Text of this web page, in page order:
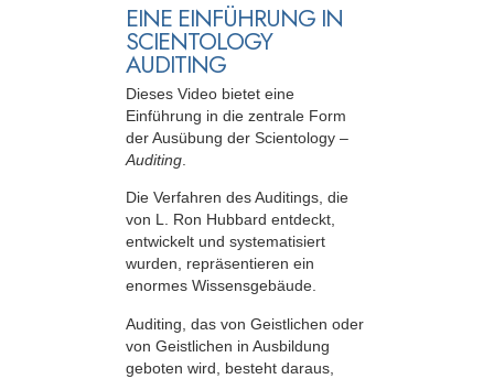
EINE EINFÜHRUNG IN
SCIENTOLOGY
AUDITING
Dieses Video bietet eine
Einführung in die zentrale Form
der Ausübung der Scientology –
Auditing
Die Verfahren des Auditings, die
von L. Ron Hubbard entdeckt,
entwickelt und systematisiert
wurden, repräsentieren ein
enormes Wissensgebäude.
Auditing, das von Geistlichen oder
von Geistlichen in Ausbildung
geboten wird, besteht daraus,